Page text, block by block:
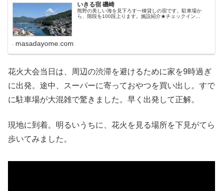
いきる宿 磯崎
熊野の美しい海を見下ろす一棟貸しの宿です。駐車場か
ら、階段を100段上ります。施設紹介★チェックイン...
masadayome.com
花火大会当日は、周辺の渋滞を避けるために家を9時過ぎ
に出発。途中、スーパーに寄っておやつを買い出し。すで
に駐車場が大混雑で驚きました。早く出発して正解。
現地に到着。明るいうちに、花火を見る場所を下見がてら
歩いてみました。